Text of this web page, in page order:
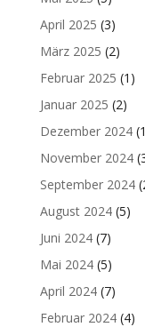
April 2025 (3)
März 2025 (2)
Februar 2025 (1)
Januar 2025 (2)
Dezember 2024
November 2024
September 2024
August 2024(5)
Juni 2024(7)
Mai 2024(5)
April 2024(7)
Februar 2024(4)